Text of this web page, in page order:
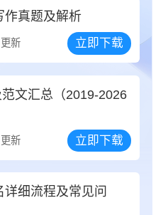
作真题及解析
新 立即下载
文汇总（2019-2026
新 立即下载
细流程及常见问